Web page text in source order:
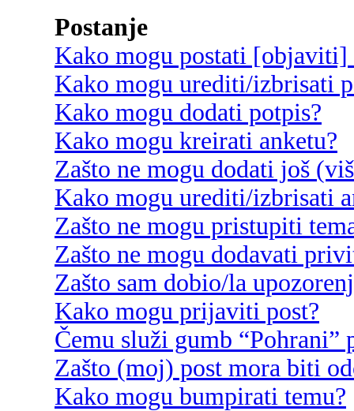
Postanje
Kako mogu postati [objaviti]
Kako mogu urediti/izbrisati
Kako mogu dodati potpis?
Kako mogu kreirati anketu?
Zašto ne mogu dodati još
Kako mogu urediti/izbrisati
Zašto ne mogu pristupiti
Zašto ne mogu dodavati
Zašto sam dobio/la
Kako mogu prijaviti post?
Čemu služi gumb
Zašto (moj) post mora biti
Kako mogu bumpirati temu?